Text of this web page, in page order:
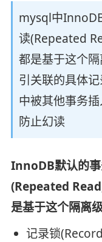
mysql中
读(Repeated
都是基于这个
引关联的具体
中被其他事务
防止幻读
InnoDB默认的
(Repeated
是基于这个隔离
记录锁